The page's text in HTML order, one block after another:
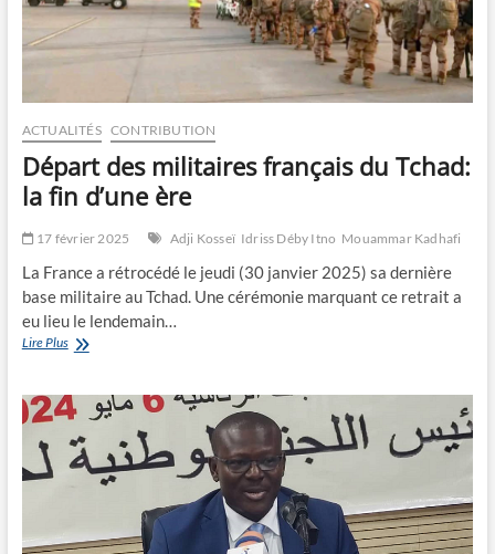
ACTUALITÉS CONTRIBUTION
Départ des militaires français du Tchad:
la fin d’une ère
17 février 2025 Adji Kosseï Idriss Déby Itno Mouammar Kadhafi
La France a rétrocédé le jeudi (30 janvier 2025) sa dernière
base militaire au Tchad. Une cérémonie marquant ce retrait a
eu lieu le lendemain…
Lire PlusDépart
français
du
Tchad:
la